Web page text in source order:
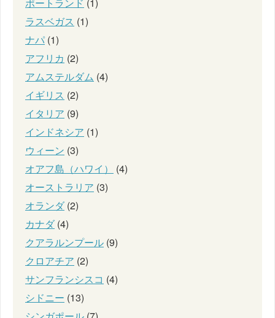
ラスベガス (1)
ナパ (1)
アフリカ (2)
アムステルダム (4)
イギリス (2)
イタリア (9)
インドネシア (1)
ウィーン (3)
オアフ島（ハワイ）
(4)
オーストラリア (3)
オランダ(2)
カナダ(4)
クアラルンプール (9)
クロアチア (2)
サンフランシスコ (4)
シドニー (13)